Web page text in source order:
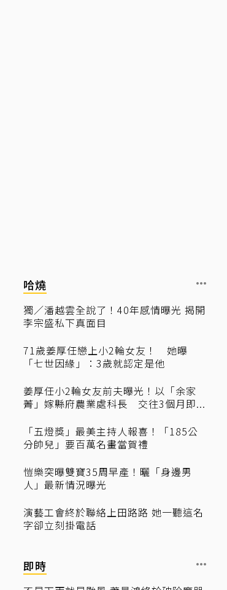
哈燒
獨／潘越雲全說了！40年感情曝光 揭開
李宗盛私下真面目
71歲姜厚任戀上小2輪女友！ 她曝
「七世因緣」：3歲就認定是他
姜厚任小2輪女友前夫曝光！以「余家
菁」嫁縣府農業處科長 交往3個月即...
「五燈獎」最美主持人報喜！「185公
分帥兒」要百萬名畫當賀禮
愷樂突曝雙寶35周早產！曬「身邊男
人」最新情況曝光
演藝工會終於聯絡上田路路 她一聽這名
字卻立刻掛電話
即時